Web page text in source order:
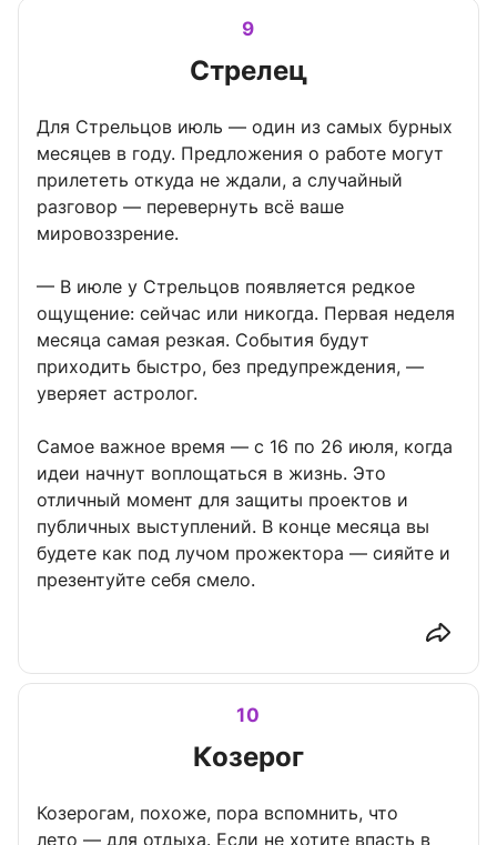
9
Стрелец
Для Стрельцов июль — один из самых бурных
месяцев в году. Предложения о работе могут
прилететь откуда не ждали, а случайный
разговор — перевернуть всё ваше
мировоззрение.
— В июле у Стрельцов появляется редкое
ощущение: сейчас или никогда. Первая неделя
месяца самая резкая. События будут
приходить быстро, без предупреждения, —
уверяет астролог.
Самое важное время — с 16 по 26 июля, когда
идеи начнут воплощаться в жизнь. Это
отличный момент для защиты проектов и
публичных выступлений. В конце месяца вы
будете как под лучом прожектора — сияйте и
презентуйте себя смело.
10
Козерог
Козерогам, похоже, пора вспомнить, что
лето — для отдыха. Если не хотите впасть в